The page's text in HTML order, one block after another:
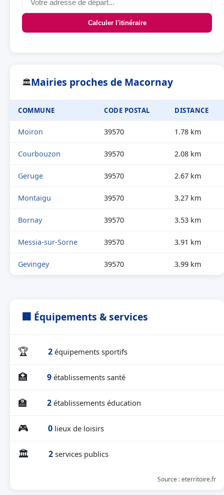
Calculer l'itinéraire
🏛Mairies proches de Macornay
COMMUNE CODE POSTAL DISTANCE
Moiron 39570 1.78 km
Courbouzon 39570 2.08 km
Geruge 39570 2.67 km
Montaigu 39570 3.27 km
Bornay 39570 3.53 km
Messia-sur-Sorne 39570 3.91 km
Gevingey 39570 3.99 km
🏢 Équipements & services
🏆 2 équipements sportifs
🏥 9 établissements santé
🏫 2 établissements éducation
🎮 0 lieux de loisirs
🏛 2 services publics
Source : eterritoire.fr